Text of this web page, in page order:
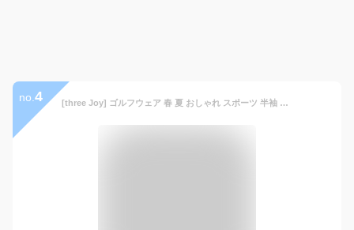
no. 4 [three Joy] ゴルフウェア 春 夏 おしゃれ スポーツ 半袖 Vネック